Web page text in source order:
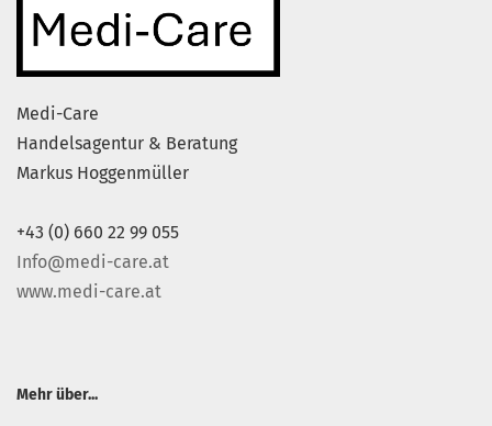
Medi-Care
Handelsagentur & Beratung
Markus Hoggenmüller
+43 (0) 660 22 99 055
Info@medi-care.at
www.medi-care.at
Mehr über...